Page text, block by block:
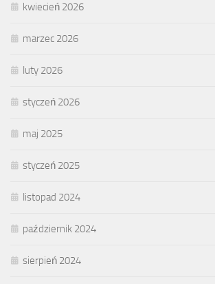
kwiecień 2026
marzec 2026
luty 2026
styczeń 2026
maj 2025
styczeń 2025
listopad 2024
październik 2024
sierpień 2024